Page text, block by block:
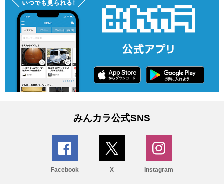
みんカラ公式SNS
Facebook X Instagram